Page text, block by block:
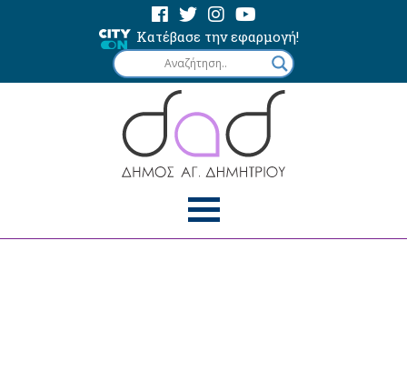
Κατέβασε την εφαρμογή!